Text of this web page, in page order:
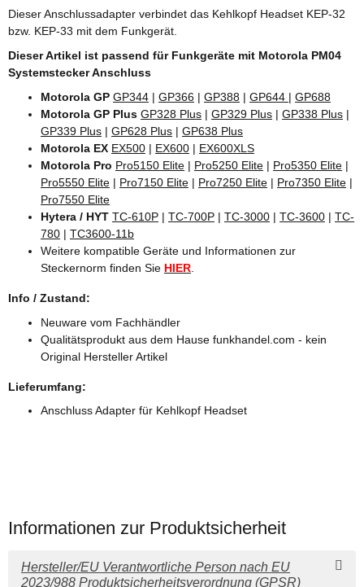
Dieser Anschlussadapter verbindet das Kehlkopf Headset KEP-32
bzw. KEP-33 mit dem Funkgerät.
Dieser Artikel ist passend für Funkgeräte mit Motorola PM04
Systemstecker Anschluss
Motorola GP GP344 | GP366 | GP388 | GP644 | GP688
Motorola GP Plus GP328 Plus | GP329 Plus | GP338 Plus |
GP339 Plus | GP628 Plus | GP638 Plus
Motorola EX EX500 | EX600 | EX600XLS
Motorola Pro Pro5150 Elite | Pro5250 Elite | Pro5350 Elite |
Pro5550 Elite | Pro7150 Elite | Pro7250 Elite | Pro7350 Elite |
Pro7550 Elite
Hytera / HYT TC-610P | TC-700P | TC-3000 | TC-3600 | TC-
780 | TC3600-11b
Weitere kompatible Geräte und Informationen zur
Steckernorm finden Sie HIER
Info / Zustand:
Neuware vom Fachhändler
Qualitätsprodukt aus dem Hause funkhandel.com - kein
Original Hersteller Artikel
Lieferumfang:
Anschluss Adapter für Kehlkopf Headset
Informationen zur Produktsicherheit
Hersteller/EU Verantwortliche Person nach EU
2023/988 Produktsicherheitsverordnung (GPSR)